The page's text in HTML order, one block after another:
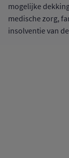
mogelijke
medische zorg,
insolventie van